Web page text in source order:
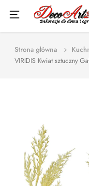
Toggle
navigation
☰
Strona główna
VIRIDIS Kwiat sztuczny